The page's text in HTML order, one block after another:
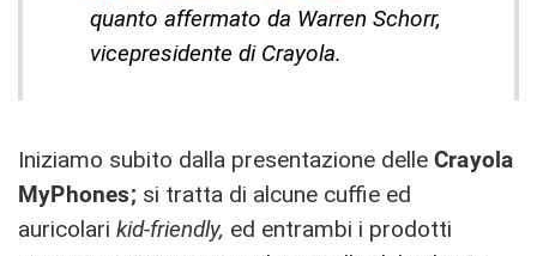
quanto affermato da Warren Schorr,
vicepresidente di Crayola.
Iniziamo subito dalla presentazione delle Crayola
MyPhones; si tratta di alcune cuffie ed
auricolari kid-friendly, ed entrambi i prodotti